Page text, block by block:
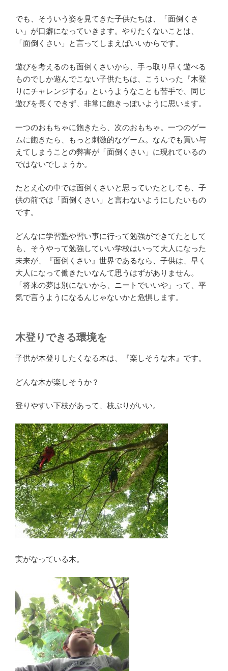
でも、そういう姿を見てきた子供たちは、「面倒くさ
い」が口癖になっていきます。やりたくないことは、
「面倒くさい」と言ってしまえばいいからです。
遊びを考えるのも面倒くさいから、手っ取り早く遊べる
ものでしか遊んでこない子供たちは、こういった『木登
りにチャレンジする』というようなことも苦手で、同じ
遊びを長くできず、非常に飽きっぽいように思います。
一つのおもちゃに飽きたら、次のおもちゃ。一つのゲー
ムに飽きたら、もっと刺激的なゲーム。なんでも買い与
えてしまうことの弊害が「面倒くさい」に現れているの
ではないでしょうか。
たとえ心の中では面倒くさいと思っていたとしても、子
供の前では「面倒くさい」と言わないようにしたいもの
です。
どんなに学習塾や習い事に行って勉強ができてたとして
も、そうやって勉強していい学校はいって大人になった
未来が、『面倒くさい』世界であるなら、子供は、早く
大人になって働きたいなんて思うはずがありません。
「将来の夢は別にないから、ニートでいいや」って、平
気で言うようになるんじゃないかと危惧します。
木登りできる環境を
子供が木登りしたくなる木は、『楽しそうな木』です。
どんな木が楽しそうか？
登りやすい下枝があって、枝ぶりがいい。
実がなっている木。